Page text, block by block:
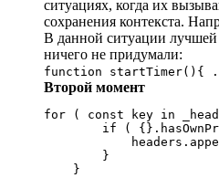
ситуациях, когда их
сохранения контекста.
В данной ситуации
ничего не придумали:
function startTimer(){
Второй момент
for ( const key in
if (
        }
    }